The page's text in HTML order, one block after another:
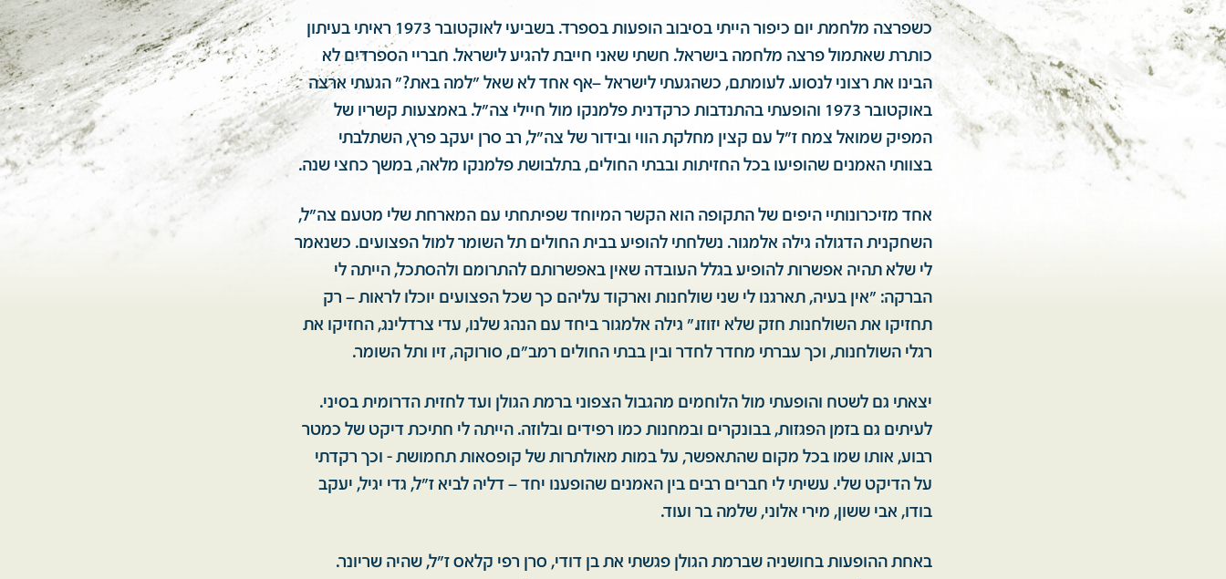
כשפרצה מלחמת יום כיפור הייתי בסיבוב הופעות בספרד. בשביעי לאוקטובר 1973 ראיתי בעיתון
כותרת שאתמול פרצה מלחמה בישראל. חשתי שאני חייבת להגיע לישראל. חבריי הספרדים לא
הבינו את רצוני לנסוע. לעומתם, כשהגעתי לישראל –אף אחד לא שאל "למה באת?" הגעתי ארצה
באוקטובר 1973 והופעתי בהתנדבות כרקדנית פלמנקו מול חיילי צה"ל. באמצעות קשריו של
המפיק שמואל צמח ז"ל עם קצין מחלקת הווי ובידור של צה"ל, רב סרן יעקב פרץ, השתלבתי
בצוותי האמנים שהופיעו בכל החזיתות ובבתי החולים, בתלבושת פלמנקו מלאה, במשך כחצי שנה.
אחד מזיכרונותיי היפים של התקופה הוא הקשר המיוחד שפיתחתי עם המארחת שלי מטעם צה"ל,
השחקנית הדגולה גילה אלמגור. נשלחתי להופיע בבית החולים תל השומר למול הפצועים. כשנאמר
לי שלא תהיה אפשרות להופיע בגלל העובדה שאין באפשרותם להתרומם ולהסתכל, הייתה לי
הברקה: "אין בעיה, תארגנו לי שני שולחנות וארקוד עליהם כך שכל הפצועים יוכלו לראות – רק
תחזיקו את השולחנות חזק שלא יזוזו." גילה אלמגור ביחד עם הנהג שלנו, עדי צרדלינג, החזיקו את
רגלי השולחנות, וכך עברתי מחדר לחדר ובין בבתי החולים רמב״ם, סורוקה, זיו ותל השומר.
יצאתי גם לשטח והופעתי מול הלוחמים מהגבול הצפוני ברמת הגולן ועד לחזית הדרומית בסיני.
לעיתים גם בזמן הפגזות, בבונקרים ובמחנות כמו רפידים ובלוזה. הייתה לי חתיכת דיקט של כמטר
רבוע, אותו שמו בכל מקום שהתאפשר, על במות מאולתרות של קופסאות תחמושת - וכך רקדתי
על הדיקט שלי. עשיתי לי חברים רבים בין האמנים שהופענו יחד – דליה לביא ז"ל, גדי יגיל, יעקב
בודו, אבי ששון, מירי אלוני, שלמה בר ועוד.
באחת ההופעות בחושניה שברמת הגולן פגשתי את בן דודי, סרן רפי קלאס ז"ל, שהיה שריונר.